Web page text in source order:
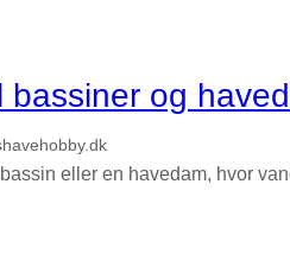
bassiner og
eller en havedam, hvor